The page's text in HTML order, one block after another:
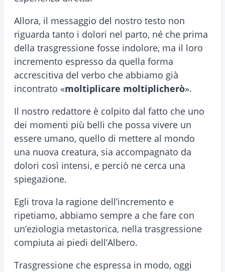
Allora, il messaggio del nostro testo non
riguarda tanto i dolori nel parto, né che prima
della trasgressione fosse indolore, ma il loro
incremento espresso da quella forma
accrescitiva del verbo che abbiamo già
incontrato «moltiplicare moltiplicherò».
Il nostro redattore è colpito dal fatto che uno
dei momenti più belli che possa vivere un
essere umano, quello di mettere al mondo
una nuova creatura, sia accompagnato da
dolori così intensi, e perciò ne cerca una
spiegazione.
Egli trova la ragione dell’incremento e
ripetiamo, abbiamo sempre a che fare con
un’eziologia metastorica, nella trasgressione
compiuta ai piedi dell’Albero.
Trasgressione che espressa in modo, oggi